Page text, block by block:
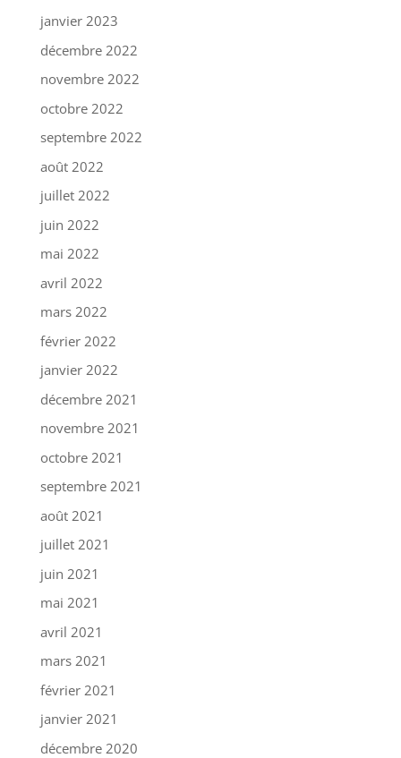
janvier 2023
décembre 2022
novembre 2022
octobre 2022
septembre 2022
août 2022
juillet 2022
juin 2022
mai 2022
avril 2022
mars 2022
février 2022
janvier 2022
décembre 2021
novembre 2021
octobre 2021
septembre 2021
août 2021
juillet 2021
juin 2021
mai 2021
avril 2021
mars 2021
février 2021
janvier 2021
décembre 2020